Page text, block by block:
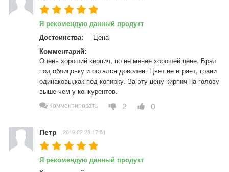
Я рекомендую данный продукт
Достоинства:
Цена
Комментарий:
Очень хороший кирпич, по не менее хорошей цене. Брал
под облицовку и остался доволен. Цвет не играет, грани
одинаковы,как под копирку. За эту цену кирпич на голову
выше чем у конкурентов.
Комментировать 2 0
Петр 2019.02.28 17:51
Я рекомендую данный продукт